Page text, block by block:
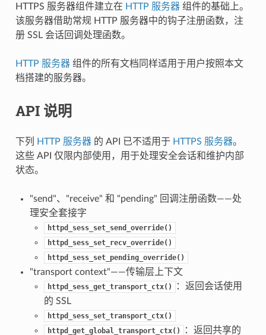
HTTPS 服务器组件建立在 HTTP 服务器组件的基础上。
该服务器借助常规 HTTP 服务器中的钩子注册函数，注
册 SSL 会话回调处理函数。
HTTP 服务器组件的所有文档同样适用于用户按照本文
档搭建的服务器。
API 说明
下列 HTTP 服务器的 API 已不适用于 HTTPS 服务器。
这些 API 仅限内部使用，用于处理安全会话和维护内部
状态。
"send"、"receive" 和 "pending" 回调注册函数——处
理安全套接字
httpd_sess_set_send_override()
httpd_sess_set_recv_override()
httpd_sess_set_pending_override()
"transport context"——传输层上下文
httpd_sess_get_transport_ctx()
：返回会话使用
的 SSL
httpd_sess_set_transport_ctx()
httpd_get_global_transport_ctx()
：返回共享的